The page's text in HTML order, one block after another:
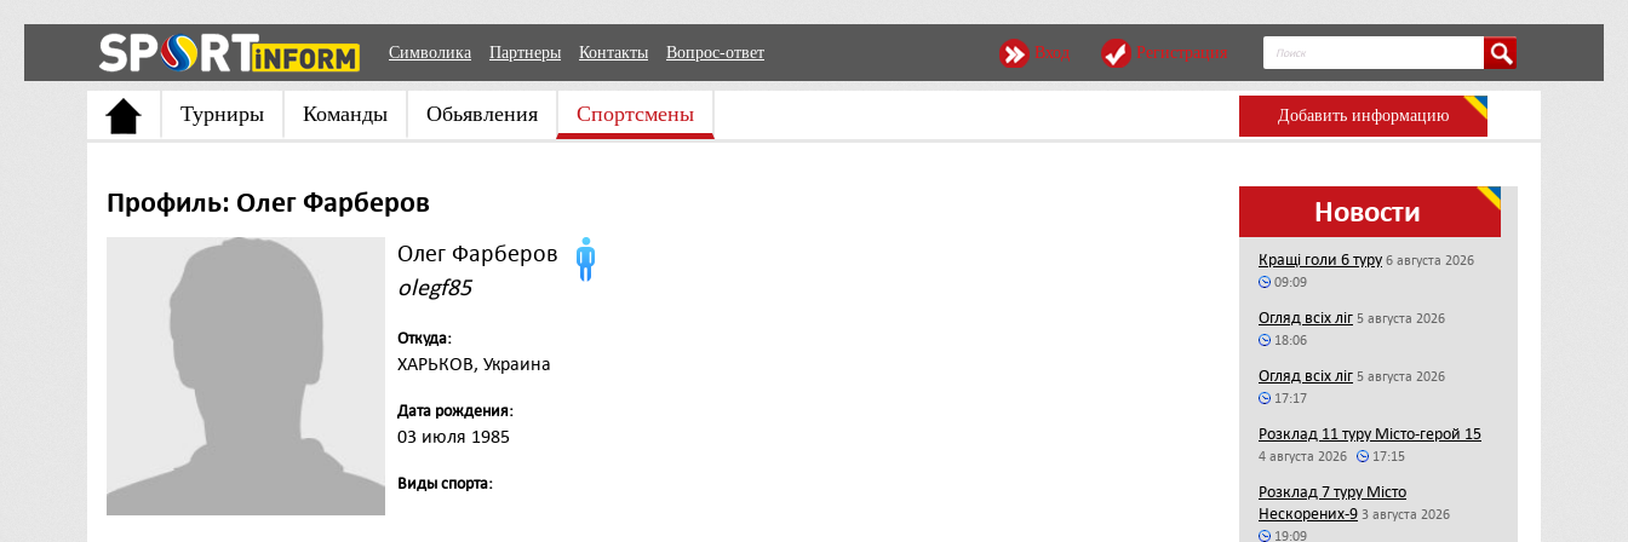
Символика Партнеры Контакты Вопрос-ответ Вход Регистрация
Турниры Команды Обьявления Спортсмены Добавить информацию
Профиль: Олег Фарберов
Олег Фарберов
olegf85
Откуда:
ХАРЬКОВ, Украина
Дата рождения:
03 июля 1985
Виды спорта:
Новости
Кращі голи 6 туру 6 августа 2026
09:09
Огляд всіх ліг 5 августа 2026
18:06
Огляд всіх ліг 5 августа 2026
17:17
Розклад 11 туру Місто-герой 15
4 августа 2026 17:15
Розклад 7 туру Місто
Нескорених-9 3 августа 2026
19:09